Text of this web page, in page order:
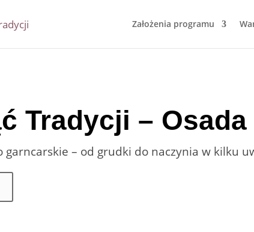
Założenia programu
Tradycji –
garncarskie – od grudki do naczynia w kilku